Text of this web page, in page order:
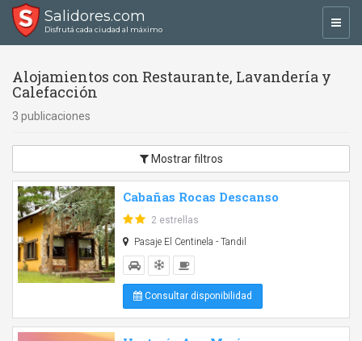
Salidores.com
Disfrutá cada ciudad al máximo
Alojamientos con Restaurante, Lavandería y
Calefacción
3 publicaciones
Mostrar filtros
Cabañas Rocas Descanso
2 estrellas
Pasaje El Centinela - Tandil
Consultar disponibilidad